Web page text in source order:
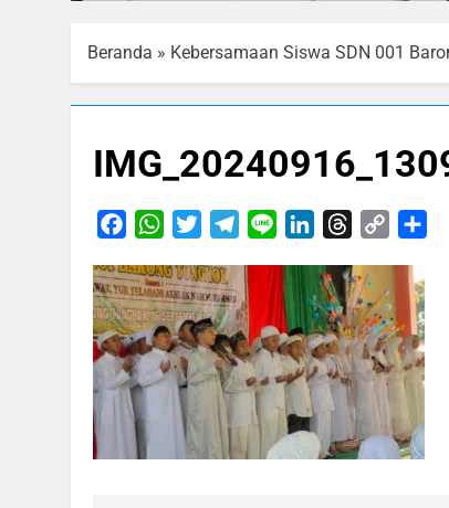
Beranda » Kebersamaan Siswa SDN 001
FacebookWhatsApp
TwitterTelegram
Line LinkedInThreads
Copy